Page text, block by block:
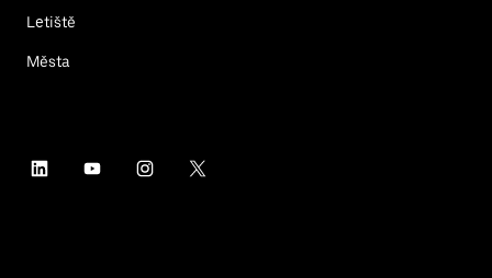
Letiště
Města